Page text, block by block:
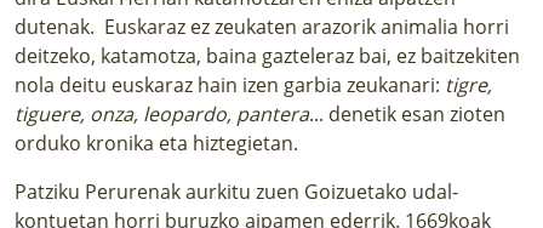
dutenak. Euskaraz ez zeukaten arazorik animalia horri
deitzeko, katamotza, baina gazteleraz bai, ez baitzekiten
nola deitu euskaraz hain izen garbia zeukanari: tigre,
tiguere, onza, leopardo, pantera... denetik esan zioten
orduko kronika eta hiztegietan.
Patziku Perurenak aurkitu zuen Goizuetako udal-
kontuetan horri buruzko aipamen ederrik. 1669koak